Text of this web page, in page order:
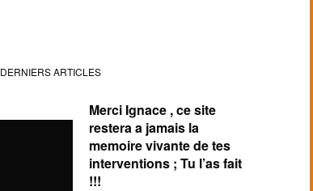
DERNIERS ARTICLES
Merci Ignace , ce site
restera a jamais la
memoire vivante de tes
interventions ; Tu l’as fait
!!!